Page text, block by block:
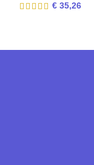
€ 35,26